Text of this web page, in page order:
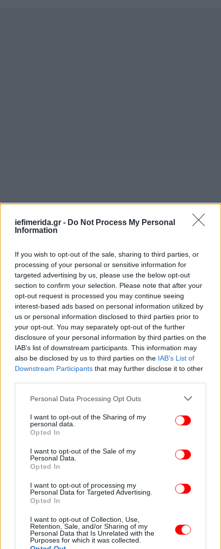
iefimerida.gr - Do Not Process My Personal
Information
If you wish to opt-out of the sale, sharing to third parties, or
processing of your personal or sensitive information for
targeted advertising by us, please use the below opt-out
section to confirm your selection. Please note that after your
opt-out request is processed you may continue seeing
interest-based ads based on personal information utilized by
us or personal information disclosed to third parties prior to
your opt-out. You may separately opt-out of the further
disclosure of your personal information by third parties on the
IAB’s list of downstream participants. This information may
also be disclosed by us to third parties on the IAB’s List of
Downstream Participants that may further disclose it to other
Please note that this website/app uses one or more Google
not limited to your visit or usage behaviour. You may click to
grant or deny consent to Google and its third-party tags to
use your data for below specified purposes in below Google
consent section.
Personal Data Processing Opt Outs
I want to opt-out of the Sharing of my
personal data.
Opted In
I want to opt-out of the Sale of my
Personal Data.
Opted In
I want to opt-out of processing my
Personal Data for Targeted Advertising.
Opted In
I want to opt-out of Collection, Use,
Retention, Sale, and/or Sharing of my
Personal Data that Is Unrelated with the
Purposes for which it was collected.
Τι πρέπει να γίνει άμεσα
Γι' αυτόν το λόγο οι φορείς προτείνουν οι μονάδες
ενεργειακών αναγκών των κρατών, τουλάχιστον να
προσαρμοστούν έγκαιρα στα ευρωπαϊκά όρια. Να
ακολουθηθούν τα μέτρα της Κομισιόν που θα
προωθήσουν την κλιματικά ουδέτερη οικονομία και
ενέργεια.
Η ΕΕ πρέπει να ενδυναμώσει τη συνθήκη της
Ενεργειακής Κοινότητας, συνθήκη που
περιλαμβάνει τα βαλκανικά κράτη, καθώς και την
Ουκρανία, τη Μολδαβία και τη Γεωργία, και
προβλέπει αυστηρά πρόστιμα για όποιον βλάπτει